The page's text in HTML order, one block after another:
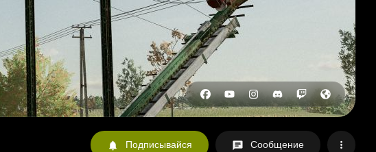
Подписывайся Сообщение